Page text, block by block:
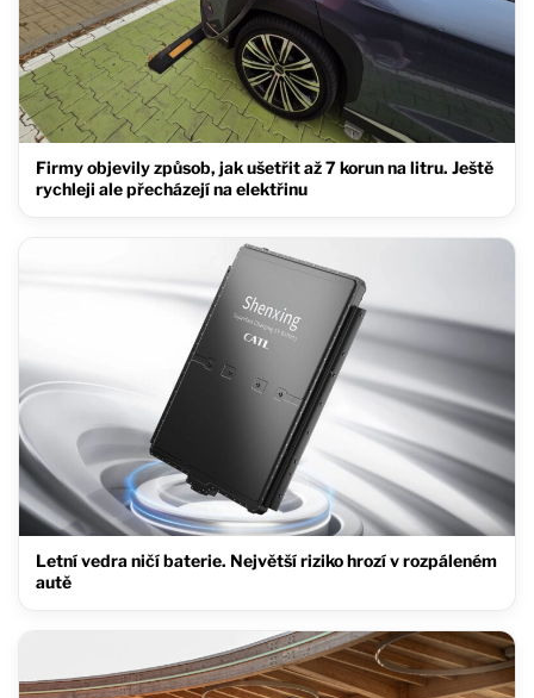
Firmy objevily způsob, jak ušetřit až 7 korun na litru. Ještě
rychleji ale přecházejí na elektřinu
Letní vedra ničí baterie. Největší riziko hrozí v rozpáleném
autě